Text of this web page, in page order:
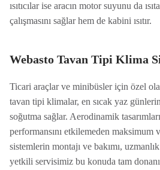
ısıtıcılar ise aracın motor suyunu da
çalışmasını sağlar hem de kabini ısıtır.
Webasto Tavan Tipi Klima
Ticari araçlar ve minibüsler için özel
tavan tipi klimalar, en sıcak yaz
soğutma sağlar. Aerodinamik
performansını etkilemeden maksimum
sistemlerin montajı ve bakımı,
yetkili servisimiz bu konuda tam